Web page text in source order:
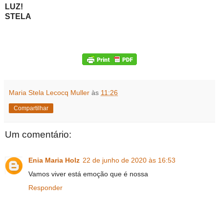
LUZ!
STELA
Maria Stela Lecocq Muller às 11:26
Compartilhar
Um comentário:
Enia Maria Holz 22 de junho de 2020 às 16:53
Vamos viver está emoção que é nossa
Responder